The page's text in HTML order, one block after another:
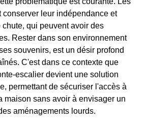
conserver leur indépendance et
qui peuvent avoir des
Rester dans son environnement
souvenirs, est un désir profond
C'est dans ce contexte que
escalier devient une solution
permettant de sécuriser l'accès à
maison sans avoir à envisager un
aménagements lourds.